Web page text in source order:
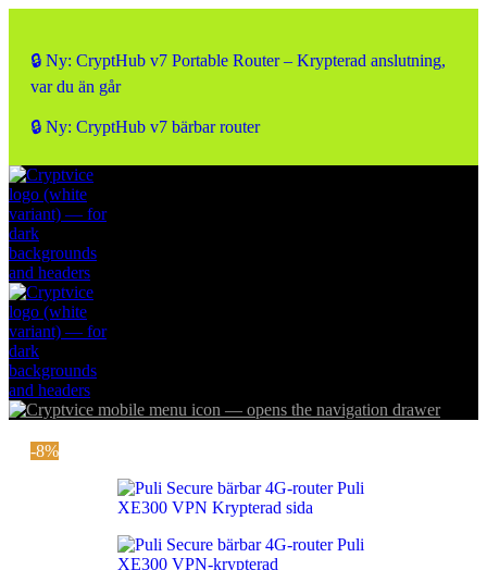
🔒 Ny: CryptHub v7 Portable Router – Krypterad anslutning,
var du än går
🔒 Ny: CryptHub v7 bärbar router
-8%